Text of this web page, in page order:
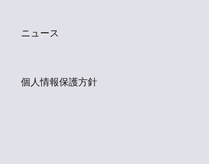
ニュース
個人情報保護方針